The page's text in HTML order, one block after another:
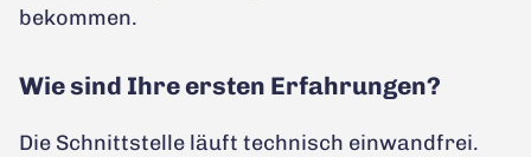
bekommen.
Wie sind Ihre ersten Erfahrungen?
Die Schnittstelle läuft technisch einwandfrei.